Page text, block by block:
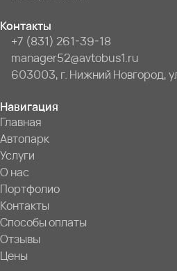
Контакты
+7 (831) 261-39-18
manager52@avtobus1.ru
603003, г. Нижний Новгород,
Навигация
Главная
Автопарк
Услуги
О нас
Портфолио
Контакты
Способы оплаты
Отзывы
Цены